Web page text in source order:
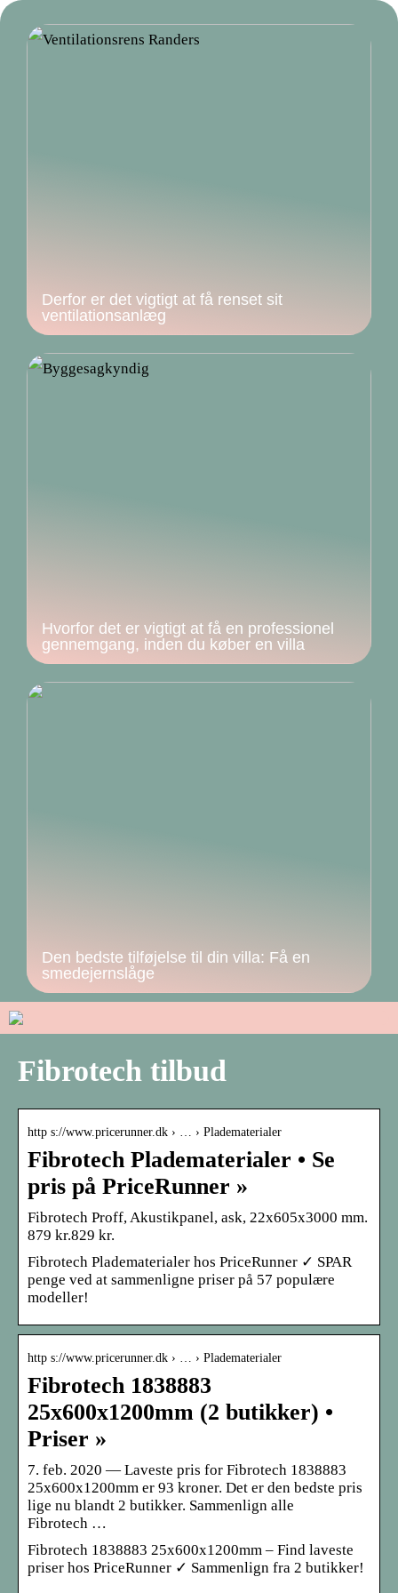
Derfor er det vigtigt at få renset sit
ventilationsanlæg
Hvorfor det er vigtigt at få en professionel
gennemgang, inden du køber en villa
Den bedste tilføjelse til din villa: Få en
smedejernslåge
Fibrotech tilbud
http s://www.pricerunner.dk › … › Pladematerialer
Fibrotech Pladematerialer • Se
pris på PriceRunner »
Fibrotech Proff, Akustikpanel, ask, 22x605x3000 mm.
879 kr.829 kr.
Fibrotech Pladematerialer hos PriceRunner ✓ SPAR
penge ved at sammenligne priser på 57 populære
modeller!
http s://www.pricerunner.dk › … › Pladematerialer
Fibrotech 1838883
25x600x1200mm (2 butikker) •
Priser »
7. feb. 2020 — Laveste pris for Fibrotech 1838883
25x600x1200mm er 93 kroner. Det er den bedste pris
lige nu blandt 2 butikker. Sammenlign alle
Fibrotech …
Fibrotech 1838883 25x600x1200mm – Find laveste
priser hos PriceRunner ✓ Sammenlign fra 2 butikker!